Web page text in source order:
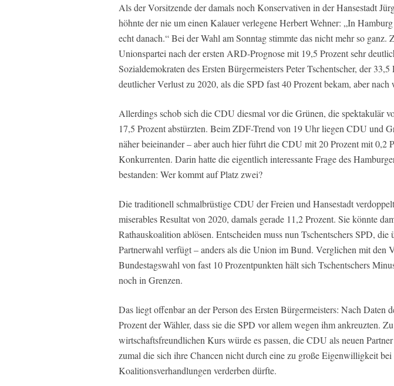
Als der Vorsitzende der damals noch Konservativen in der Hansestadt
höhnte der nie um einen Kalauer verlegene Herbert Wehner: „In
echt danach.“ Bei der Wahl am Sonntag stimmte das nicht mehr so ganz.
Unionspartei nach der ersten ARD-Prognose mit 19,5 Prozent sehr
Sozialdemokraten des Ersten Bürgermeisters Peter Tschentscher, der
deutlicher Verlust zu 2020, als die SPD fast 40 Prozent bekam, aber nach
Allerdings schob sich die CDU diesmal vor die Grünen, die spektakulär
17,5 Prozent abstürzten. Beim ZDF-Trend von 19 Uhr liegen CDU und
näher beieinander – aber auch hier führt die CDU mit 20 Prozent mit 0,2
Konkurrenten. Darin hatte die eigentlich interessante Frage des
bestanden: Wer kommt auf Platz zwei?
Die traditionell schmalbrüstige CDU der Freien und Hansestadt
miserables Resultat von 2020, damals gerade 11,2 Prozent. Sie könnte
Rathauskoalition ablösen. Entscheiden muss nun Tschentschers SPD, die
Partnerwahl verfügt – anders als die Union im Bund. Verglichen mit den
Bundestagswahl von fast 10 Prozentpunkten hält sich Tschentschers
noch in Grenzen.
Das liegt offenbar an der Person des Ersten Bürgermeisters: Nach Daten
Prozent der Wähler, dass sie die SPD vor allem wegen ihm ankreuzten.
wirtschaftsfreundlichen Kurs würde es passen, die CDU als neuen
zumal die sich ihre Chancen nicht durch eine zu große Eigenwilligkeit bei
Koalitionsverhandlungen verderben dürfte.